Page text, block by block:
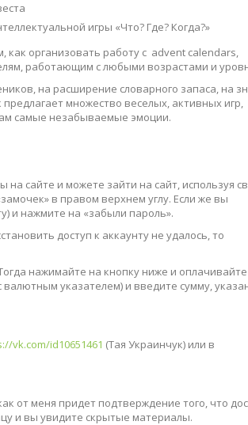
игры «Что? Где? Когда?»
организовать работу с advent calendars,
работающим с любыми возрастами и
на расширение словарного запаса, на
множество веселых, активных игр,
самые незабываемые эмоции.
сайте и можете зайти на сайт, используя
в правом верхнем углу. Если же вы
и нажмите на «забыли пароль».
доступ к аккаунту не удалось, то
нажимайте на кнопку ниже и оплачивайте
указателем) и введите сумму,
vk.com/id10651461 (Тая Украинчук) или в
от меня придет подтверждение того, что
и вы увидите скрытые материалы.